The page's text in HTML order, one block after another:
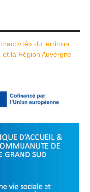
du territoire
et la Région Auvergne-